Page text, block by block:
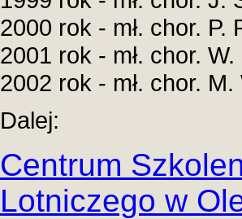
2000 rok - mł. chor. P.
2001 rok - mł. chor.
2002 rok - mł. chor.
Dalej:
Centrum
Lotniczego w